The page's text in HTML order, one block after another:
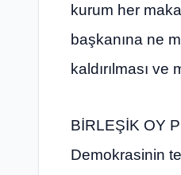
kurum her
başkanına ne
kaldırılması
BİRLEŞİK OY
Demokrasinin